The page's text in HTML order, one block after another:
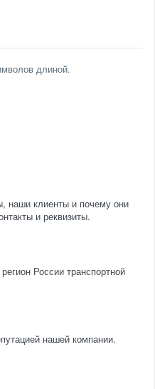
длиной.
наши клиенты и почему они
и реквизиты.
России транспортной
нашей компании.